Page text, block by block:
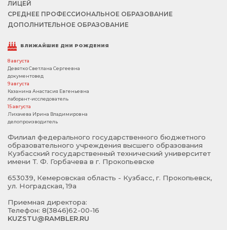
ЛИЦЕЙ
СРЕДНЕЕ ПРОФЕССИОНАЛЬНОЕ ОБРАЗОВАНИЕ
ДОПОЛНИТЕЛЬНОЕ ОБРАЗОВАНИЕ
БЛИЖАЙШИЕ ДНИ РОЖДЕНИЯ
8 августа
Девятко Светлана Сергеевна
документовед
9 августа
Казанина Анастасия Евгеньевна
лаборант-исследователь
15 августа
Лихачева Ирина Владимировна
делопроизводитель
Филиал федерального государственного бюджетного
образовательного учреждения высшего образования
Кузбасский государственный технический университет
имени Т. Ф. Горбачева в г. Прокопьевске
653039, Кемеровская область - Кузбасс, г. Прокопьевск,
ул. Ноградская, 19а
Приемная директора:
Телефон: 8(3846)62-00-16
KUZSTU@RAMBLER.RU